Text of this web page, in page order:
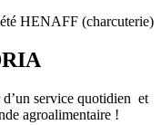
HENAFF (charcuterie)
d’un service quotidien et
agroalimentaire !